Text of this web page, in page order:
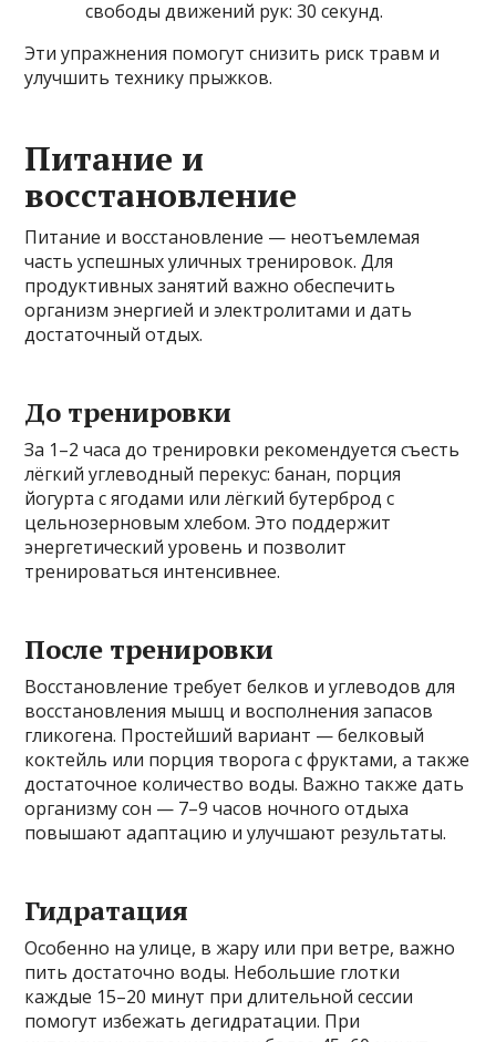
свободы движений рук: 30 секунд.
Эти упражнения помогут снизить риск травм и
улучшить технику прыжков.
Питание и
восстановление
Питание и восстановление — неотъемлемая
часть успешных уличных тренировок. Для
продуктивных занятий важно обеспечить
организм энергией и электролитами и дать
достаточный отдых.
До тренировки
За 1–2 часа до тренировки рекомендуется съесть
лёгкий углеводный перекус: банан, порция
йогурта с ягодами или лёгкий бутерброд с
цельнозерновым хлебом. Это поддержит
энергетический уровень и позволит
тренироваться интенсивнее.
После тренировки
Восстановление требует белков и углеводов для
восстановления мышц и восполнения запасов
гликогена. Простейший вариант — белковый
коктейль или порция творога с фруктами, а также
достаточное количество воды. Важно также дать
организму сон — 7–9 часов ночного отдыха
повышают адаптацию и улучшают результаты.
Гидратация
Особенно на улице, в жару или при ветре, важно
пить достаточно воды. Небольшие глотки
каждые 15–20 минут при длительной сессии
помогут избежать дегидратации. При